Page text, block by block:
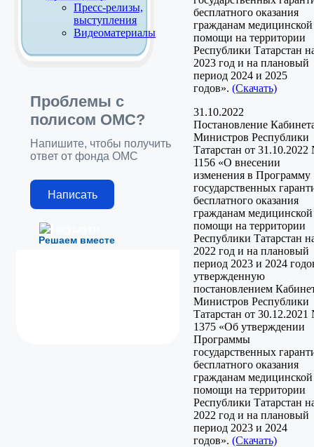
Пресс-релизы,
выступления
Видеоматериалы
Решаем вместе
Проблемы с
полисом ОМС?
Напишите, чтобы получить
ответ от фонда ОМС
Написать
бесплатного оказания
гражданам медицинской
помощи на территории
Республики Татарстан
2023 год и на плановый
период 2024 и 2025
годов». (Скачать)
31.10.2022
Постановление
Министров Республики
Татарстан от
1156 «О внесении
изменения в Программу
госу­дарственных
бесплатного оказа­ния
гражданам медицинской
помощи на территории
Республики Татарстан
2022 год и на плановый
период 2023 и 2024
утвержденную
постановлени­ем
Министров Республики
Та­тарстан от
1375 «Об утвер­ждении
Программы
государственных
бесплатного оказания
гражда­нам медицинской
помощи на территории
Республики Татарстан
2022 год и на плановый
период 2023 и 2024
годов». (Скачать)